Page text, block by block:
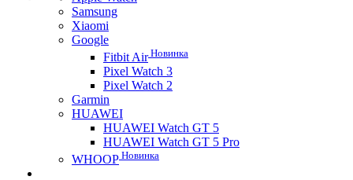
Samsung
Xiaomi
Google
Fitbit AirНовинка
Pixel Watch 3
Pixel Watch 2
Garmin
HUAWEI
HUAWEI Watch GT 5
HUAWEI Watch GT 5 Pro
WHOOP Новинка